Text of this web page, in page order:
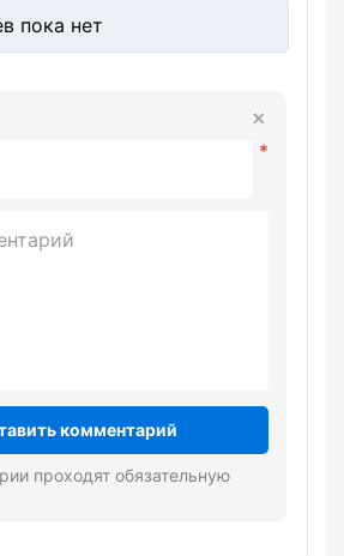
пока нет
комментарий
проходят обязательную